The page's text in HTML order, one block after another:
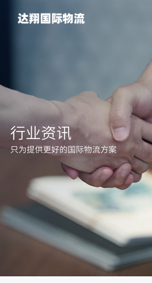
行业资讯
只为提供更好的国际物流方案